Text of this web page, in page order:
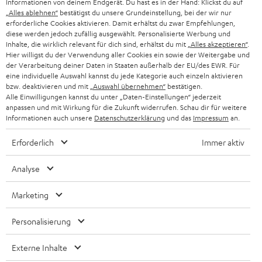
BLUETOOTH-KOPFHÖRER
STEREOANLAGEN
LAUTSPRECHER
ULTIMA-SERIE
IN-EAR-KOPFHÖRER
FANSHOP
NEUHEITEN
NEWSLETTER
STORES
DEINE VORTEILE BEI TEUFEL
TEUFEL STORY
UNSER MANAGEMENT
NACHHALTIGKEIT
UNSERE WERTE
BELGIEN
FRANKREICH
POLEN
SPANIEN
USA
WEITERE LÄNDER
Technische Änderungen, Tippfehler und Irrtum vorbehalten. Das auf unseren
Entsorgungsgebühren für Batterien sind im Preis inbegriffen.
©2026 Lautsprecher Teufel GmbH - All rights reserved.
Impressum AGB Datenschutz
„Alles ablehnen“ bestätigst du unsere Grundeinstellung, bei der wir nur
erforderliche Cookies aktivieren. Damit erhältst du zwar Empfehlungen,
diese werden jedoch zufällig ausgewählt. Personalisierte Werbung und
Inhalte, die wirklich relevant für dich sind, erhältst du mit „Alles akzeptieren“.
Hier willigst du der Verwendung aller Cookies ein sowie der Weitergabe und
der Verarbeitung deiner Daten in Staaten außerhalb der EU/des EWR. Für
eine individuelle Auswahl kannst du jede Kategorie auch einzeln aktivieren
bzw. deaktivieren und mit „Auswahl übernehmen“ bestätigen.
Alle Einwilligungen kannst du unter „Daten-Einstellungen“ jederzeit
anpassen und mit Wirkung für die Zukunft widerrufen. Schau dir für weitere
Informationen auch unsere Datenschutzerklärung und das Impressum an.
Erforderlich Immer aktiv
Analyse
Marketing
Personalisierung
Externe Inhalte